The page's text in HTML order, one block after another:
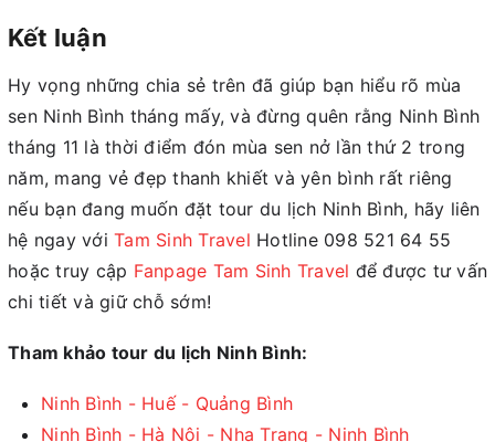
Kết luận
Hy vọng những chia sẻ trên đã giúp bạn hiểu rõ mùa
sen Ninh Bình tháng mấy, và đừng quên rằng Ninh Bình
tháng 11 là thời điểm đón mùa sen nở lần thứ 2 trong
năm, mang vẻ đẹp thanh khiết và yên bình rất riêng
nếu bạn đang muốn đặt tour du lịch Ninh Bình, hãy liên
hệ ngay với Tam Sinh Travel Hotline 098 521 64 55
hoặc truy cập Fanpage Tam Sinh Travel để được tư vấn
chi tiết và giữ chỗ sớm!
Tham khảo tour du lịch Ninh Bình:
Ninh Bình - Huế - Quảng Bình
Ninh Bình - Hà Nội - Nha Trang - Ninh Bình